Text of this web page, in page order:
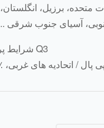
متحده، برزیل،
آسیای جنوب شرقی
Q3 شرایط پرداخت شما چیست؟